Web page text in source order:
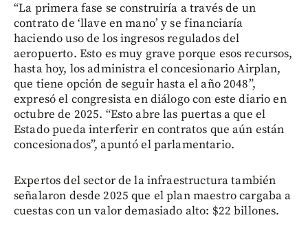
“La primera fase se construiría a través de un
contrato de ‘llave en mano’ y se financiaría
haciendo uso de los ingresos regulados del
aeropuerto. Esto es muy grave porque esos recursos,
hasta hoy, los administra el concesionario Airplan,
que tiene opción de seguir hasta el año 2048”,
expresó el congresista en diálogo con este diario en
octubre de 2025. “Esto abre las puertas a que el
Estado pueda interferir en contratos que aún están
concesionados”, apuntó el parlamentario.
Expertos del sector de la infraestructura también
señalaron desde 2025 que el plan maestro cargaba a
cuestas con un valor demasiado alto: $22 billones.